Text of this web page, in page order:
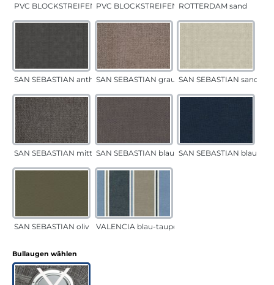
PVC BLOCKSTREIFEN grünPVC BLOCKSTREIFEN grauROTTERDAM sand
SAN SEBASTIAN anthrazitSAN SEBASTIAN grau-sandSAN SEBASTIAN sand
SAN SEBASTIAN mittelgrauSAN SEBASTIAN blau-sandSAN SEBASTIAN blau
SAN SEBASTIAN oliv VALENCIA blau-taupe
Bullaugen wählen